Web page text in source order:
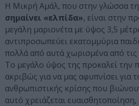
Η Μικρή Αμάλ, που στην γλώσσα
σημαίνει «ελπίδα», είναι στην
μεγάλη μαριονέτα με ύψος 3,5
αντιπροσωπεύει εκατομμύρια
πολλά από αυτά χωρισμένα από τις
Το μεγάλο ύψος της προκαλεί την
ακριβώς για να μας αφυπνίσει για
ανθρωπιστικής κρίσης που
αυτό χρειάζεται